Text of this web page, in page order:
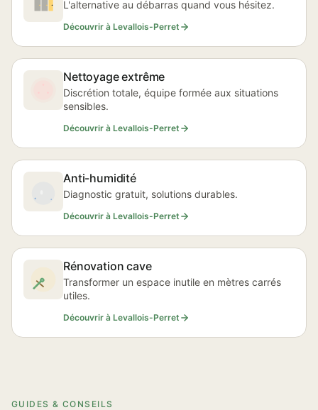
L'alternative au débarras quand vous hésitez.
Découvrir à Levallois-Perret
Nettoyage extrême
Discrétion totale, équipe formée aux situations
sensibles.
Découvrir à Levallois-Perret
Anti-humidité
Diagnostic gratuit, solutions durables.
Découvrir à Levallois-Perret
Rénovation cave
Transformer un espace inutile en mètres carrés
utiles.
Découvrir à Levallois-Perret
GUIDES & CONSEILS